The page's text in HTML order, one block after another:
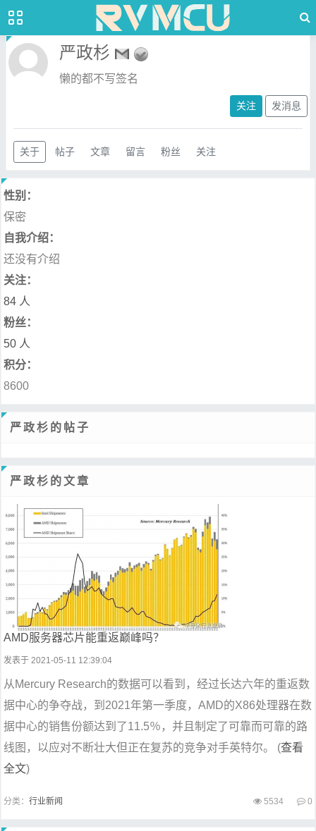
严政杉
懒的都不写签名
关注 发消息
关于 帖子 文章 留言 粉丝 关注
性别：
保密
自我介绍：
还没有介绍
关注：
84 人
粉丝：
50 人
积分：
8600
严政杉的帖子
严政杉的文章
AMD服务器芯片能重返巅峰吗？
发表于 2021-05-11 12:39:04
从Mercury Research的数据可以看到，经过长达六年的重返数
据中心的争夺战，到2021年第一季度，AMD的X86处理器在数
据中心的销售份额达到了11.5％，并且制定了可靠而可靠的路
线图，以应对不断壮大但正在复苏的竞争对手英特尔。 (查看
全文)
分类： 行业新闻 5534 0